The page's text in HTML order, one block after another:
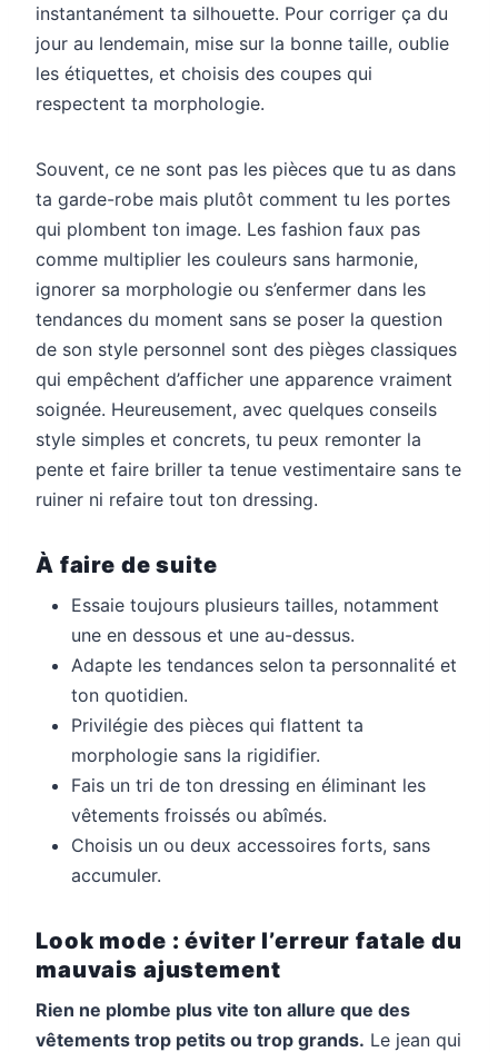
instantanément ta silhouette. Pour corriger ça du
jour au lendemain, mise sur la bonne taille, oublie
les étiquettes, et choisis des coupes qui
respectent ta morphologie.
Souvent, ce ne sont pas les pièces que tu as dans
ta garde-robe mais plutôt comment tu les portes
qui plombent ton image. Les fashion faux pas
comme multiplier les couleurs sans harmonie,
ignorer sa morphologie ou s’enfermer dans les
tendances du moment sans se poser la question
de son style personnel sont des pièges classiques
qui empêchent d’afficher une apparence vraiment
soignée. Heureusement, avec quelques conseils
style simples et concrets, tu peux remonter la
pente et faire briller ta tenue vestimentaire sans te
ruiner ni refaire tout ton dressing.
À faire de suite
Essaie toujours plusieurs tailles, notamment
une en dessous et une au-dessus.
Adapte les tendances selon ta personnalité et
ton quotidien.
Privilégie des pièces qui flattent ta
morphologie sans la rigidifier.
Fais un tri de ton dressing en éliminant les
vêtements froissés ou abîmés.
Choisis un ou deux accessoires forts, sans
accumuler.
Look mode : éviter l’erreur fatale du
mauvais ajustement
Rien ne plombe plus vite ton allure que des
vêtements trop petits ou trop grands. Le jean qui